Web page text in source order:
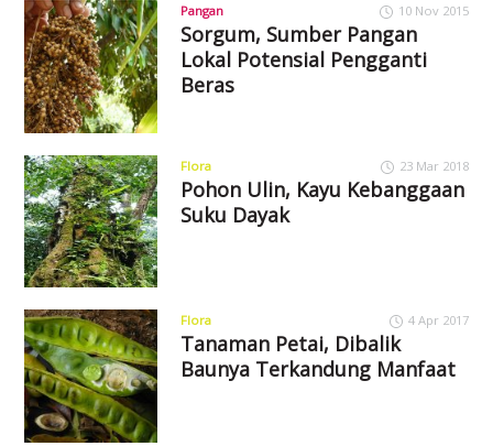
Pangan 10 Nov 2015
Sorgum, Sumber Pangan
Lokal Potensial Pengganti
Beras
Flora 23 Mar 2018
Pohon Ulin, Kayu Kebanggaan
Suku Dayak
Flora 4 Apr 2017
Tanaman Petai, Dibalik
Baunya Terkandung Manfaat